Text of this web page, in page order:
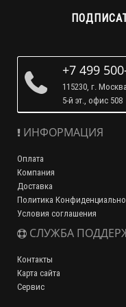
+7 499
115230, г.
5-й эт., офис 508
ИНФОРМАЦИЯ
Оплата
Компания
Доставка
Политика
Условия соглашения
СЛУЖБА
Контакты
Карта сайта
Сервис